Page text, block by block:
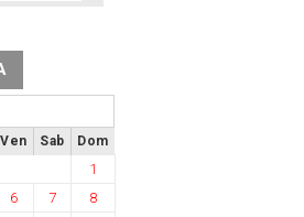
Ven Sab Dom
1
6 7
8